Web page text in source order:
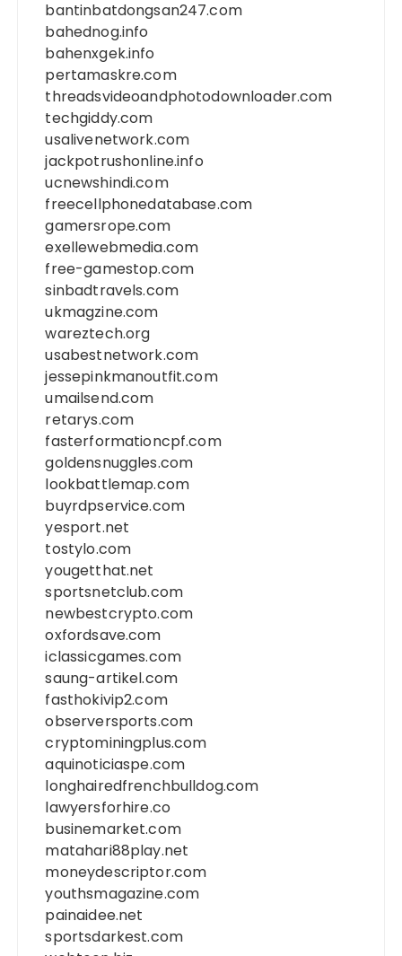
bantinbatdongsan247.com
bahednog.info
bahenxgek.info
pertamaskre.com
threadsvideoandphotodownloader.com
techgiddy.com
usalivenetwork.com
jackpotrushonline.info
ucnewshindi.com
freecellphonedatabase.com
gamersrope.com
exellewebmedia.com
free-gamestop.com
sinbadtravels.com
ukmagzine.com
wareztech.org
usabestnetwork.com
jessepinkmanoutfit.com
umailsend.com
retarys.com
fasterformationcpf.com
goldensnuggles.com
lookbattlemap.com
buyrdpservice.com
yesport.net
tostylo.com
yougetthat.net
sportsnetclub.com
newbestcrypto.com
oxfordsave.com
iclassicgames.com
saung-artikel.com
fasthokivip2.com
observersports.com
cryptominingplus.com
aquinoticiaspe.com
longhairedfrenchbulldog.com
lawyersforhire.co
businemarket.com
matahari88play.net
moneydescriptor.com
youthsmagazine.com
painaidee.net
sportsdarkest.com